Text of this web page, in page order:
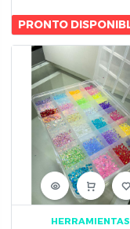
PRONTO
HERRAMIENTAS